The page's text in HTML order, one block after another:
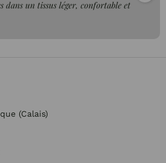
dans un tissus léger, confortable et
(Calais)